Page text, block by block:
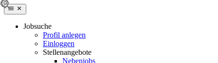
Jobsuche
Profil anlegen
Einloggen
Stellenangebote
Nebenjobs